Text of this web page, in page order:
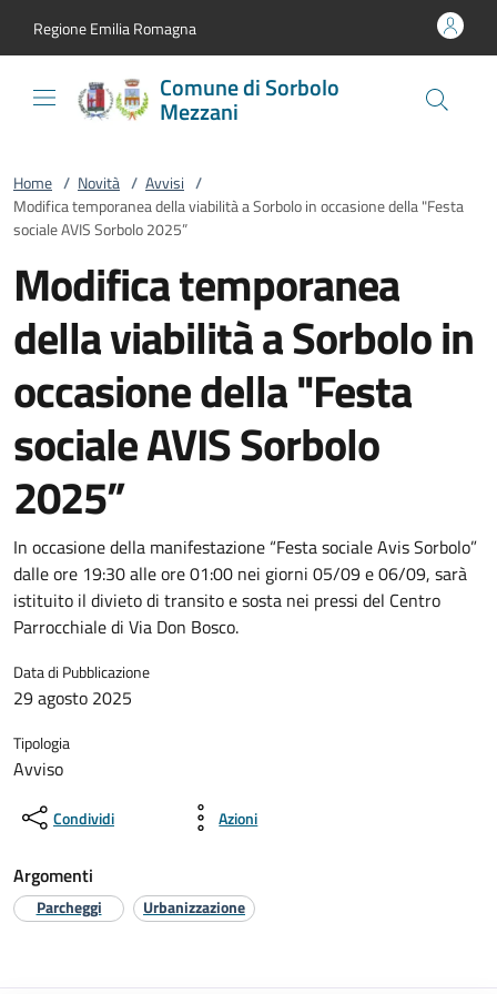
Regione Emilia Romagna
Comune di Sorbolo
Mezzani
Home / Novità / Avvisi /
Modifica temporanea della viabilità a Sorbolo in occasione della "Festa
sociale AVIS Sorbolo 2025”
Modifica temporanea
della viabilità a Sorbolo in
occasione della "Festa
sociale AVIS Sorbolo
2025”
In occasione della manifestazione “Festa sociale Avis Sorbolo”
dalle ore 19:30 alle ore 01:00 nei giorni 05/09 e 06/09, sarà
istituito il divieto di transito e sosta nei pressi del Centro
Parrocchiale di Via Don Bosco.
Data di Pubblicazione
29 agosto 2025
Tipologia
Avviso
Condividi Azioni
Argomenti
Parcheggi Urbanizzazione